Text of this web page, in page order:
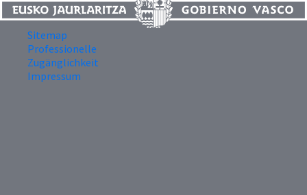
Sitemap
Professionelle
Zugänglichkeit
Impressum